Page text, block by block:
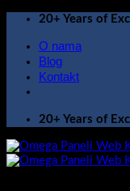
Skip
content
20+ Years of
O nama
Blog
Kontakt
20+ Years of